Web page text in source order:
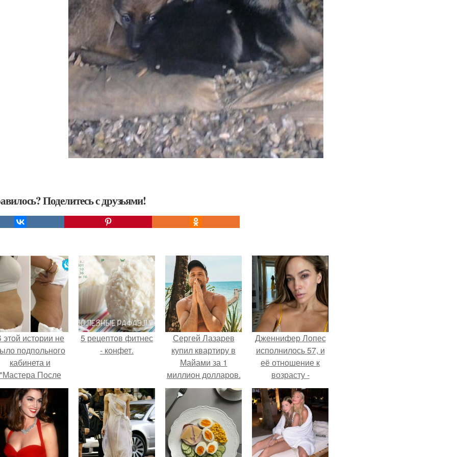
Поделитесь с друзьями!
этой истории не
подпольного
кабинета и
После
Двухнедельных
Курсов".
5 рецептов фитнес
- конфет.
Сергей Лазарев
купил квартиру в
Майами за 1
миллион долларов.
Дженнифер Лопес
исполнилось 57, и
её отношение к
возрасту -
настоящий
манифест
уверенности: "не
говорите, что я
отлично выгляжу
для 57.